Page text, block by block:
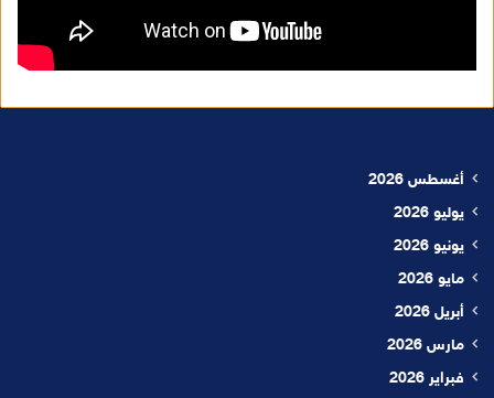
أغسطس 2026
يوليو 2026
يونيو 2026
مايو 2026
أبريل 2026
مارس 2026
فبراير 2026